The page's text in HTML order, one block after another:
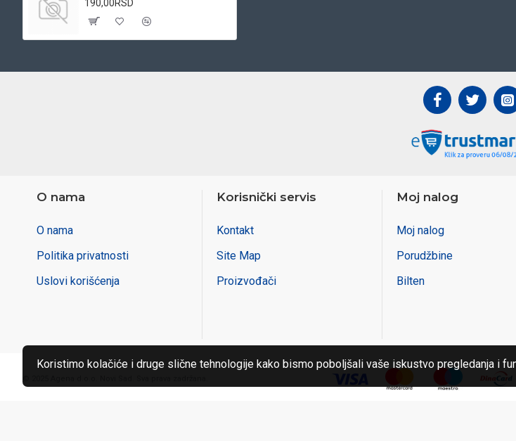
190,00RSD
O nama
O nama
Politika privatnosti
Uslovi korišćenja
Korisnički servis
Kontakt
Site Map
Proizvođači
Moj nalog
Moj nalog
Porudžbine
Bilten
Koristimo kolačiće i druge slične tehnologije kako bismo poboljšali vaše iskustvo pregledanja i